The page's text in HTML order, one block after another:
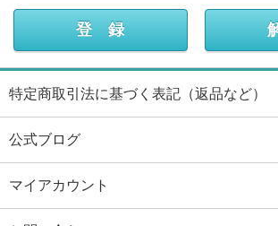
特定商取引法に基づく表記（返品など）
公式ブログ
マイアカウント